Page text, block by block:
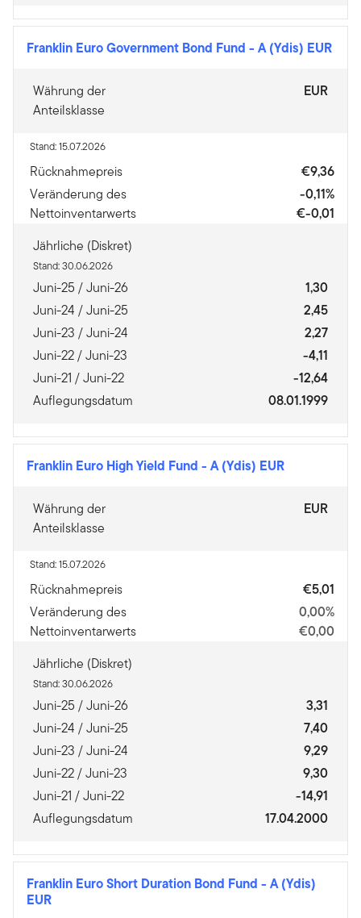
Franklin Euro Government Bond Fund - A (Ydis) EUR
Währung der
Anteilsklasse
EUR
Stand: 15.07.2026
Rücknahmepreis
€9,36
Veränderung des
Nettoinventarwerts
-0,11%
€-0,01
Jährliche (Diskret)
Stand: 30.06.2026
Juni-25 / Juni-26
1,30
Juni-24 / Juni-25
2,45
Juni-23 / Juni-24
2,27
Juni-22 / Juni-23
-4,11
Juni-21 / Juni-22
-12,64
Auflegungsdatum
08.01.1999
Franklin Euro High Yield Fund - A (Ydis) EUR
Währung der
Anteilsklasse
EUR
Stand: 15.07.2026
Rücknahmepreis
€5,01
Veränderung des
Nettoinventarwerts
0,00%
€0,00
Jährliche (Diskret)
Stand: 30.06.2026
Juni-25 / Juni-26
3,31
Juni-24 / Juni-25
7,40
Juni-23 / Juni-24
9,29
Juni-22 / Juni-23
9,30
Juni-21 / Juni-22
-14,91
Auflegungsdatum
17.04.2000
Franklin Euro Short Duration Bond Fund - A (Ydis)
EUR